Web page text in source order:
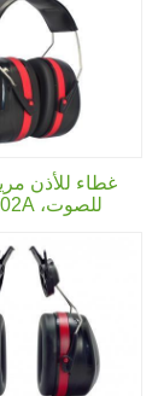
غطاء للأذن
للصوت،